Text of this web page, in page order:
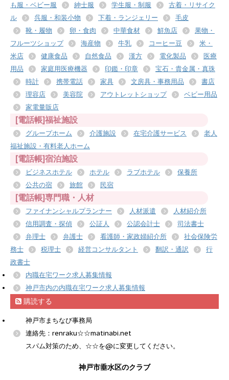
も服・ベビー服
紳士服 学生服・制服
古着・リサイク
ル
呉服・和装小物 下着・ランジェリー
毛皮
靴・履物
卵・食肉 中華食材 鮮魚店
果物・
フルーツショップ
海産物 牛乳 コーヒー豆
米・
米店
健康食品 自然食品 漢方 電化製品
医療
用品
家庭用医療機器 印鑑・印章
宝石・貴金属・真珠
時計
携帯電話 家具 文房具・事務用品
書店
理容店
美容院 アウトレットショップ
ベビー用品
家電量販店
[電話帳]福祉施設
グループホーム 介護施設 在宅介護サービス
老人
福祉施設・有料老人ホーム
[電話帳]宿泊施設
ビジネスホテル ホテル ラブホテル
保養所
公共の宿
旅館 民宿
[電話帳]専門職・人材
ファイナンシャルプランナー 人材派遣
人材紹介所
信用調査・探偵
公証人 公認会計士
司法書士
弁理士
弁護士 看護師・家政婦紹介所
社会保険労
務士
税理士 経営コンサルタント 翻訳・通訳
行
政書士
内職在宅ワーク求人募集情報
神戸市内の内職在宅ワーク求人募集情報
購読する
神戸市まちなび事務局
連絡先：renraku☆☆matinabi.net
スパム対策のため、☆☆を@に変更してください。
神戸市垂水区のクラブ